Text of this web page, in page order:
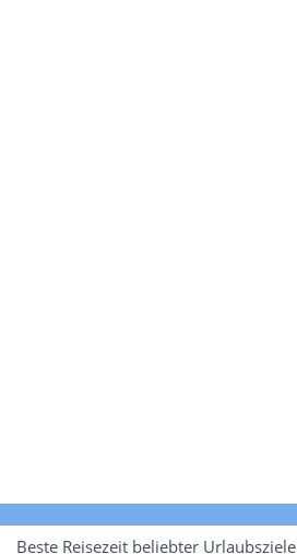
Beste Reisezeit beliebter Urlaubsziele